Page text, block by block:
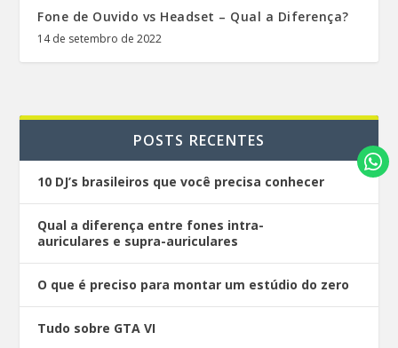
Fone de Ouvido vs Headset – Qual a Diferença?
14 de setembro de 2022
POSTS RECENTES
10 DJ’s brasileiros que você precisa conhecer
Qual a diferença entre fones intra-
auriculares e supra-auriculares
O que é preciso para montar um estúdio do zero
Tudo sobre GTA VI